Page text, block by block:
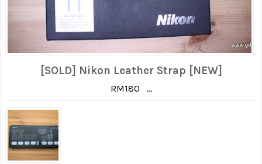
[SOLD] Nikon Leather Strap [NEW]
RM180 ...